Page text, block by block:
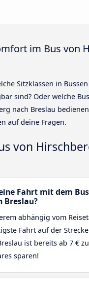
im Bus von
Sitzklassen in
sind? Oder welche
nach Breslau
auf deine Fragen.
von
Fahrt mit dem Bus
Breslau?
abhängig vom
Fahrt auf der Strecke
ist bereits ab 7 €
sparen!